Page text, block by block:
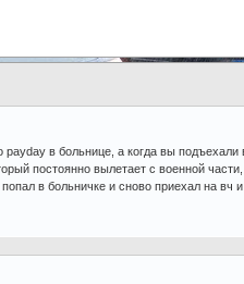
в больнице, а когда вы подъехали
постоянно вылетает с военной
в больничке и сново приехал на вч и